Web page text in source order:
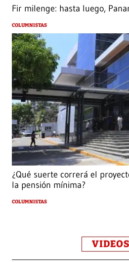
Fir milenge: hasta luego,
COLUMNISTAS
¿Qué suerte correrá el
la pensión mínima?
COLUMNISTAS
VIDEOS